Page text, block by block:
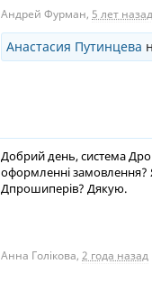
Андрей Фурман, 5 лет назад
Анастасия Путинцева
Добрий день, система
оформленні замовлення?
Дпрошиперів? Дякую.
Анна Голікова, 2 года назад